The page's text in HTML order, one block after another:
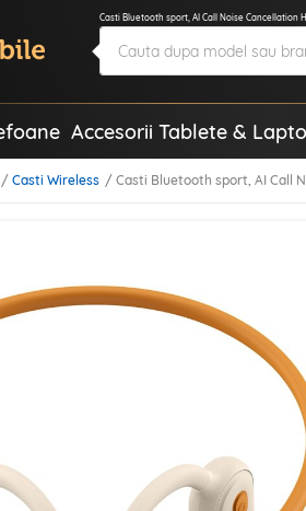
Casti Bluetooth sport, AI Call Noise Cancellation
Accesorii Tablete &
Casti Wireless Casti Bluetooth sport, AI Call